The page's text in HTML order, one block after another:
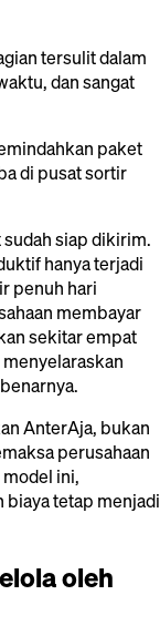
tersulit dalam
dan sangat
paket
di pusat sortir
sudah siap dikirim.
hanya terjadi
penuh hari
membayar
sekitar empat
AnterAja, bukan
perusahaan
ini,
tetap menjadi
oleh